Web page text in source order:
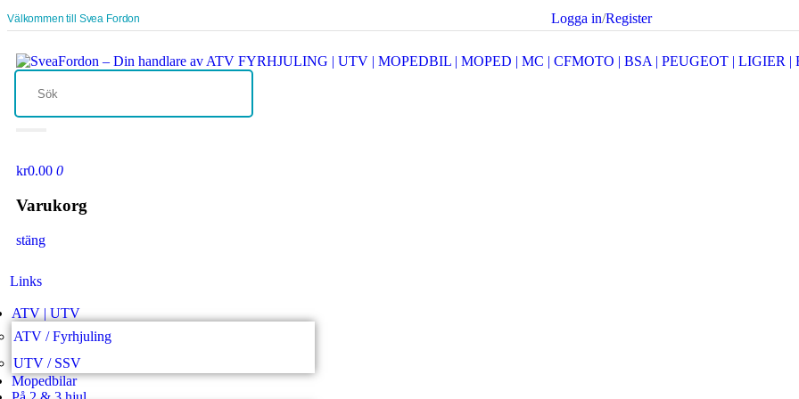
Välkommen till Svea Fordon Logga in/Register
kr0.00 0
Varukorg
stäng
Links
ATV | UTV
ATV / Fyrhjuling
UTV / SSV
Mopedbilar